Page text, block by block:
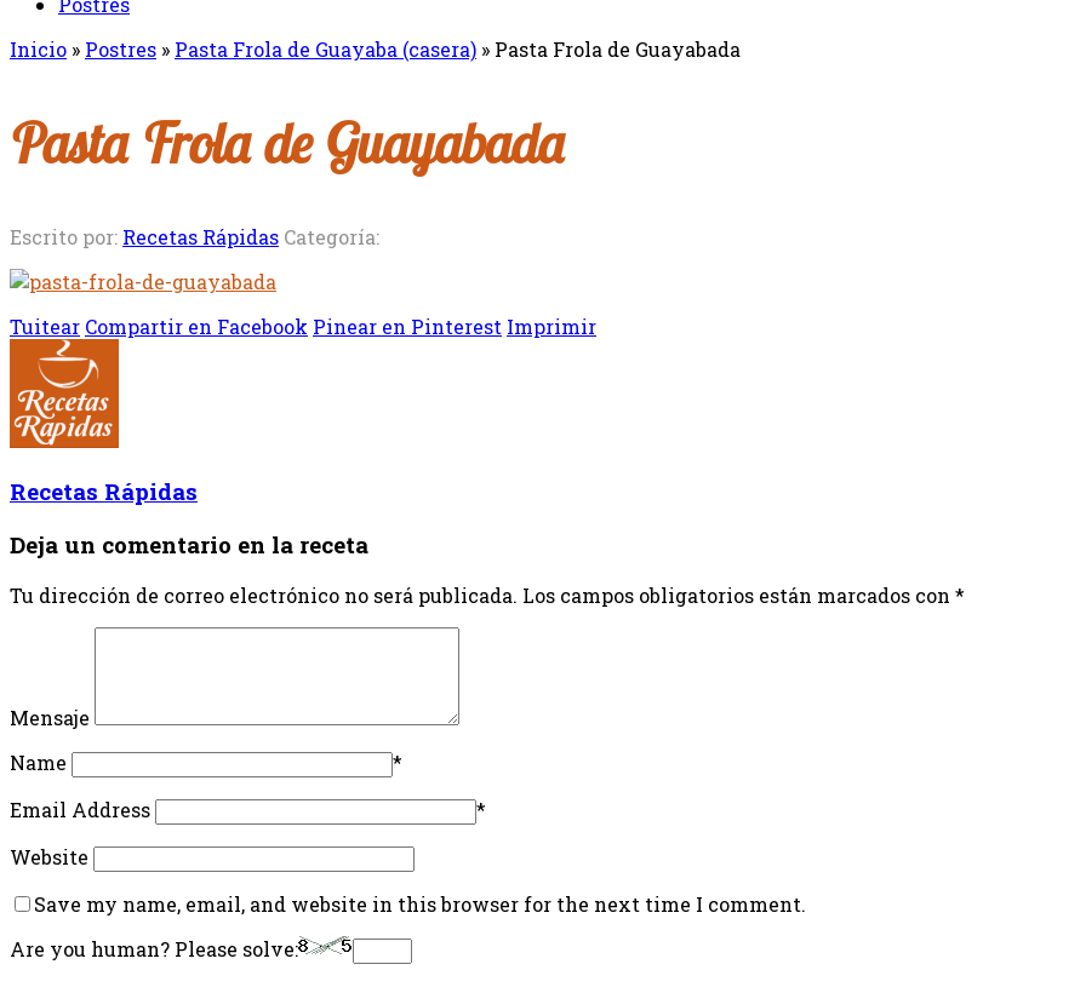
Inicio » Postres » Pasta Frola de Guayaba (casera) » Pasta Frola de Guayabada
Pasta Frola de Guayabada
Escrito por: Recetas Rápidas Categoría:
Tuitear Compartir en Facebook Pinear en Pinterest Imprimir
Recetas Rápidas
Deja un comentario en la receta
Tu dirección de correo electrónico no será publicada. Los campos obligatorios están marcados con *
Mensaje
Name
*
Email Address
*
Website
Save my name, email, and website in this browser for the next time I comment.
Are you human? Please solve: